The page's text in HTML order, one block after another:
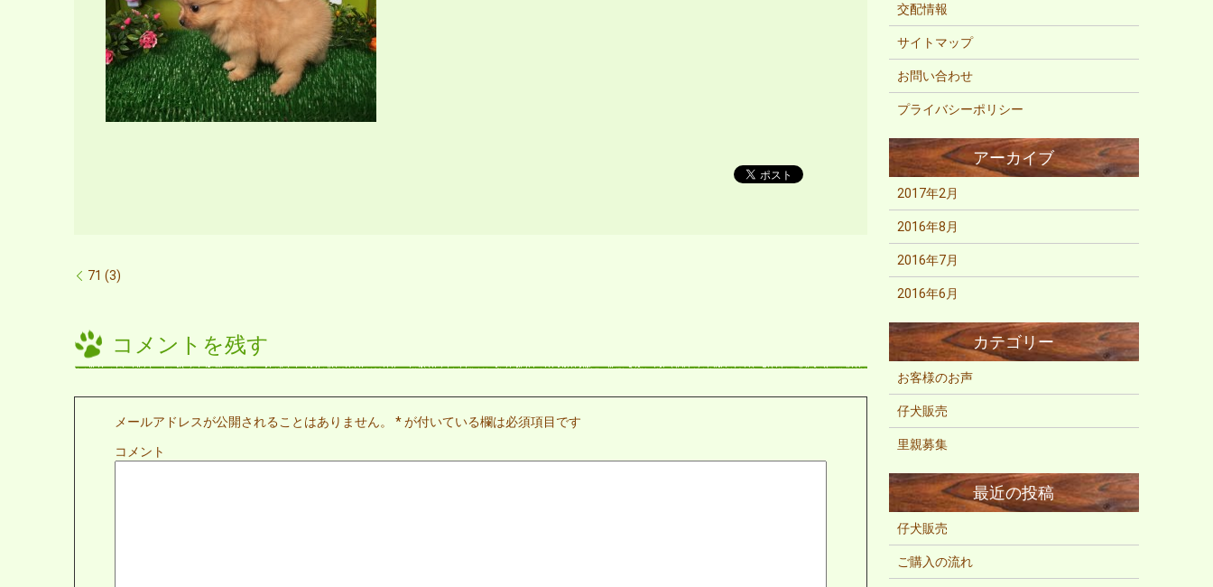
71 (3)
コメントを残す
メールアドレスが公開されることはありません。 *が付いている欄は必須項目です
コメント
交配情報
サイトマップ
お問い合わせ
プライバシーポリシー
2017年2月
2016年8月
2016年7月
2016年6月
お客様のお声
仔犬販売
里親募集
仔犬販売
ご購入の流れ